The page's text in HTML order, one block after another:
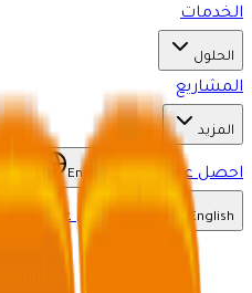
الخدمات
الحلول
المشاريع
المزيد
احصل على عرض English
English احصل على عرض